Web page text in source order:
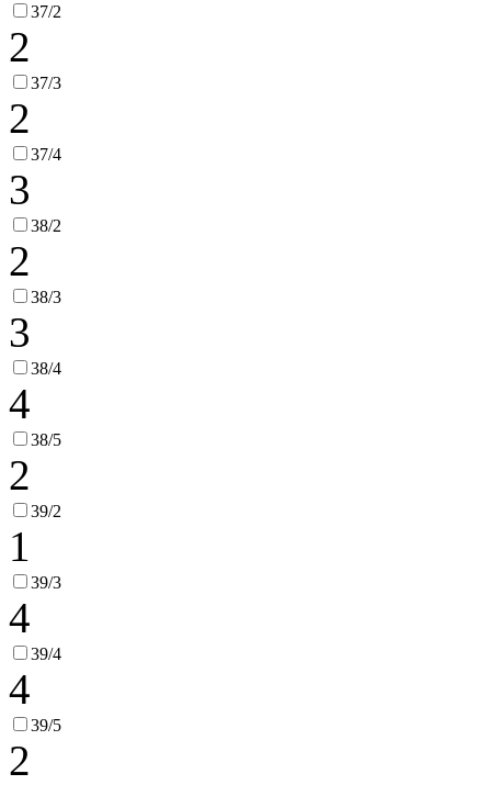
37/2
2
37/3
2
37/4
3
38/2
2
38/3
3
38/4
4
38/5
2
39/2
1
39/3
4
39/4
4
39/5
2